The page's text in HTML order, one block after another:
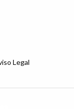
Legal